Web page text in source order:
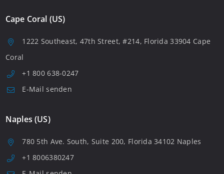
Cape Coral (US)
1222 Southeast, 47th Street, #214, Florida 33904 Cape
Coral
+1 800 638-0247
E-Mail senden
Naples (US)
780 5th Ave. South, Suite 200, Florida 34102 Naples
+1 8006380247